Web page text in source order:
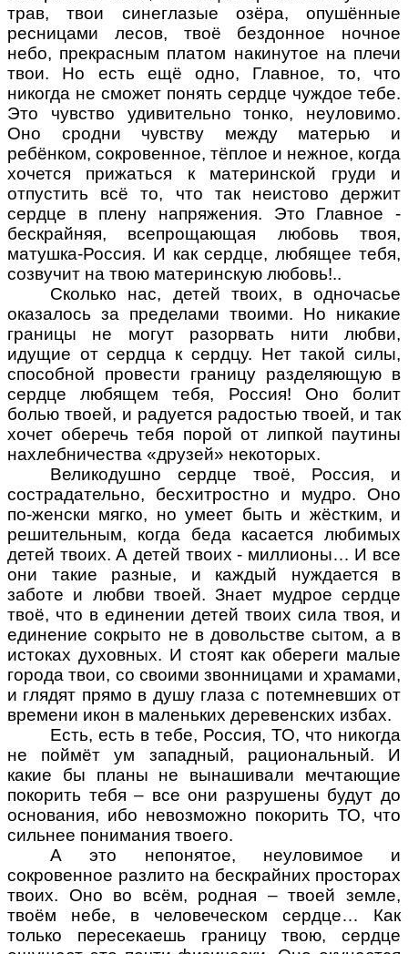
трав, твои синеглазые озёра, опушённые
ресницами лесов, твоё бездонное ночное
небо, прекрасным платом накинутое на плечи
твои. Но есть ещё одно, Главное, то, что
никогда не сможет понять сердце чуждое тебе.
Это чувство удивительно тонко, неуловимо.
Оно сродни чувству между матерью и
ребёнком, сокровенное, тёплое и нежное, когда
хочется прижаться к материнской груди и
отпустить всё то, что так неистово держит
сердце в плену напряжения. Это Главное -
бескрайняя, всепрощающая любовь твоя,
матушка-Россия. И как сердце, любящее тебя,
созвучит на твою материнскую любовь!..
Сколько нас, детей твоих, в одночасье
оказалось за пределами твоими. Но никакие
границы не могут разорвать нити любви,
идущие от сердца к сердцу. Нет такой силы,
способной провести границу разделяющую в
сердце любящем тебя, Россия! Оно болит
болью твоей, и радуется радостью твоей, и так
хочет оберечь тебя порой от липкой паутины
нахлебничества «друзей» некоторых.
Великодушно сердце твоё, Россия, и
сострадательно, бесхитростно и мудро. Оно
по-женски мягко, но умеет быть и жёстким, и
решительным, когда беда касается любимых
детей твоих. А детей твоих - миллионы… И все
они такие разные, и каждый нуждается в
заботе и любви твоей. Знает мудрое сердце
твоё, что в единении детей твоих сила твоя, и
единение сокрыто не в довольстве сытом, а в
истоках духовных. И стоят как обереги малые
города твои, со своими звонницами и храмами,
и глядят прямо в душу глаза с потемневших от
времени икон в маленьких деревенских избах.
Есть, есть в тебе, Россия, ТО, что никогда
не поймёт ум западный, рациональный. И
какие бы планы не вынашивали мечтающие
покорить тебя – все они разрушены будут до
основания, ибо невозможно покорить ТО, что
сильнее понимания твоего.
А это непонятое, неуловимое и
сокровенное разлито на бескрайних просторах
твоих. Оно во всём, родная – твоей земле,
твоём небе, в человеческом сердце… Как
только пересекаешь границу твою, сердце